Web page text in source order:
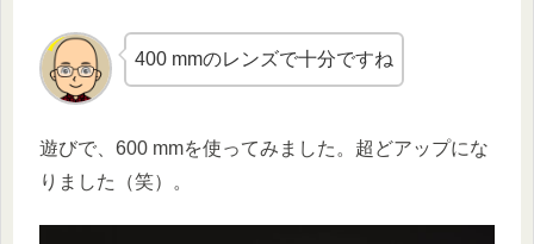
400 mmのレンズで十分ですね
遊びで、600 mmを使ってみました。超どアップにな
りました（笑）。